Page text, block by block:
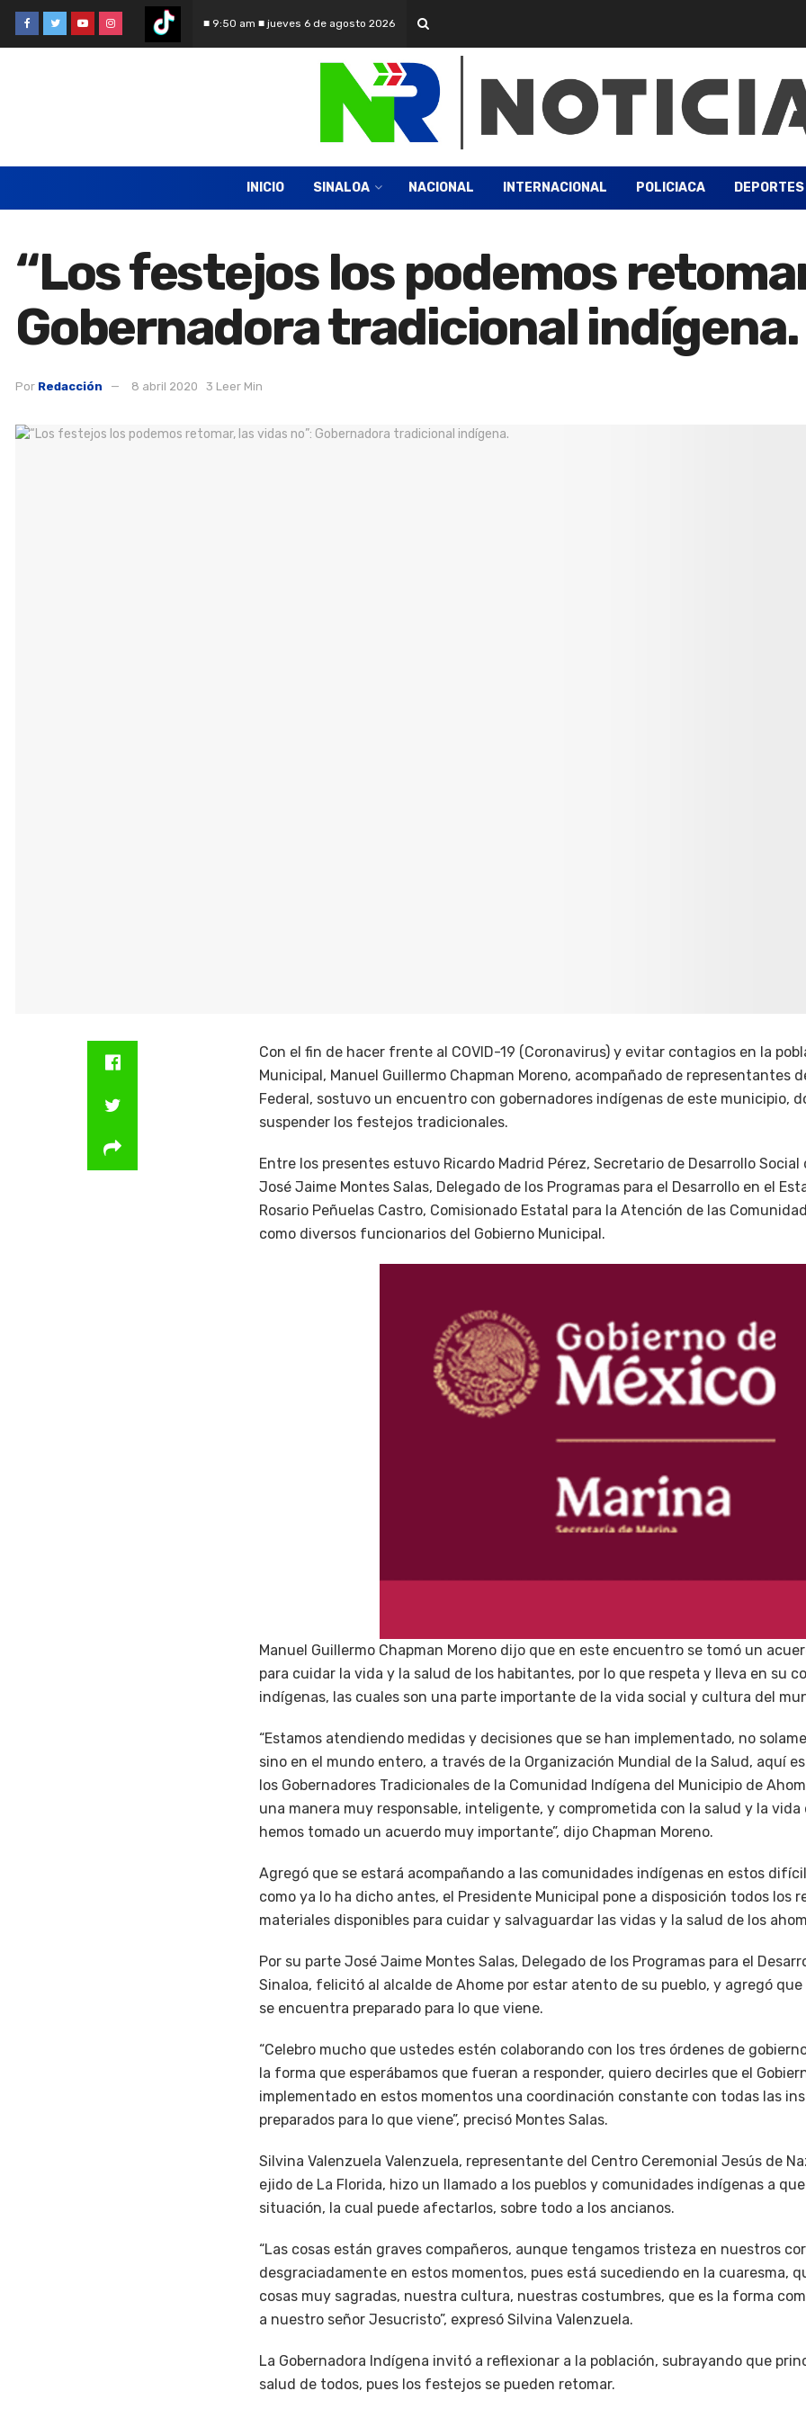
■ 9:50 am ■ jueves 6 de agosto 2026
INICIO SINALOA NACIONAL INTERNACIONAL POLICIACA DEPORTES
“Los festejos los podemos
Gobernadora tradicional indígena.
Por Redacción 8 abril 2020 3 Leer Min
Con el fin de hacer frente al COVID-19 (Coronavirus) y evitar contagios en la
Municipal, Manuel Guillermo Chapman Moreno, acompañado de representantes
Federal, sostuvo un encuentro con gobernadores indígenas de este municipio,
suspender los festejos tradicionales.
Entre los presentes estuvo Ricardo Madrid Pérez, Secretario de Desarrollo Social
José Jaime Montes Salas, Delegado de los Programas para el Desarrollo en el
Rosario Peñuelas Castro, Comisionado Estatal para la Atención de las
como diversos funcionarios del Gobierno Municipal.
Manuel Guillermo Chapman Moreno dijo que en este encuentro se tomó un
para cuidar la vida y la salud de los habitantes, por lo que respeta y lleva en su
indígenas, las cuales son una parte importante de la vida social y cultura del
“Estamos atendiendo medidas y decisiones que se han implementado, no
sino en el mundo entero, a través de la Organización Mundial de la Salud, aquí
los Gobernadores Tradicionales de la Comunidad Indígena del Municipio de
una manera muy responsable, inteligente, y comprometida con la salud y la vida
hemos tomado un acuerdo muy importante”, dijo Chapman Moreno.
Agregó que se estará acompañando a las comunidades indígenas en estos
como ya lo ha dicho antes, el Presidente Municipal pone a disposición todos los
materiales disponibles para cuidar y salvaguardar las vidas y la salud de los
Por su parte José Jaime Montes Salas, Delegado de los Programas para el
Sinaloa, felicitó al alcalde de Ahome por estar atento de su pueblo, y agregó que
se encuentra preparado para lo que viene.
“Celebro mucho que ustedes estén colaborando con los tres órdenes de
la forma que esperábamos que fueran a responder, quiero decirles que el
implementado en estos momentos una coordinación constante con todas las
preparados para lo que viene”, precisó Montes Salas.
Silvina Valenzuela Valenzuela, representante del Centro Ceremonial Jesús de
ejido de La Florida, hizo un llamado a los pueblos y comunidades indígenas a
situación, la cual puede afectarlos, sobre todo a los ancianos.
“Las cosas están graves compañeros, aunque tengamos tristeza en nuestros
desgraciadamente en estos momentos, pues está sucediendo en la cuaresma,
cosas muy sagradas, nuestra cultura, nuestras costumbres, que es la forma
a nuestro señor Jesucristo”, expresó Silvina Valenzuela.
La Gobernadora Indígena invitó a reflexionar a la población, subrayando que
salud de todos, pues los festejos se pueden retomar.